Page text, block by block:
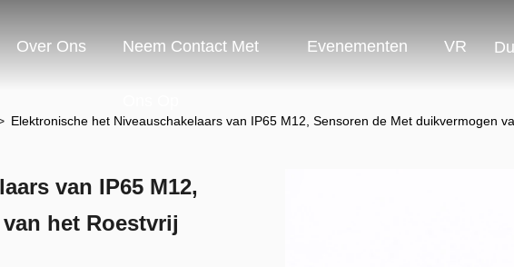
Over Ons Neem Contact Met Evenementen VR
Elektronische het Niveauschakelaars van IP65 M12, Sensoren de Met duikvermogen
van IP65 M12,
het Roestvrij